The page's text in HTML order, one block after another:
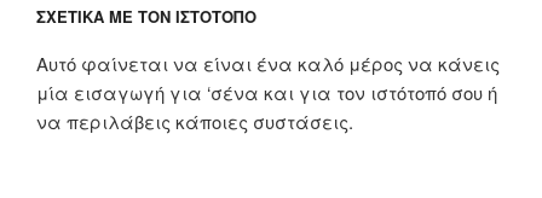
ΣΧΕΤΙΚΆ ΜΕ ΤΟΝ ΙΣΤΌΤΟΠΟ
Αυτό φαίνεται να είναι ένα καλό μέρος να κάνεις
μία εισαγωγή για ‘σένα και για τον ιστότοπό σου ή
να περιλάβεις κάποιες συστάσεις.